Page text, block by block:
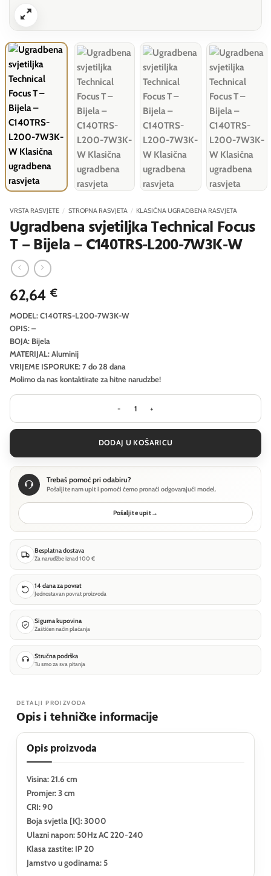
VRSTA RASVJETE / STROPNA RASVJETA / KLASIČNA UGRADBENA RASVJETA
Ugradbena svjetiljka Technical Focus
T – Bijela – C140TRS-L200-7W3K-W
62,64 €
MODEL: C140TRS-L200-7W3K-W
OPIS: –
BOJA: Bijela
MATERIJAL: Aluminij
VRIJEME ISPORUKE: 7 do 28 dana
Molimo da nas kontaktirate za hitne narudzbe!
Ugradbena svjetiljka Technical
DODAJ U KOŠARICU
Trebaš pomoć pri odabiru?
Pošaljite nam upit i pomoći ćemo pronaći odgovarajući model.
Pošaljite upit→
Besplatna dostava
Za narudžbe iznad 100 €
14 dana za povrat
Jednostavan povrat proizvoda
Sigurna kupovina
Zaštićen način plaćanja
Stručna podrška
Tu smo za sva pitanja
DETALJI PROIZVODA
Opis i tehničke informacije
Opis proizvoda
Visina: 21.6 cm
Promjer: 3 cm
CRI: 90
Boja svjetla [K]: 3000
Ulazni napon: 50Hz AC 220-240
Klasa zastite: IP 20
Jamstvo u godinama: 5